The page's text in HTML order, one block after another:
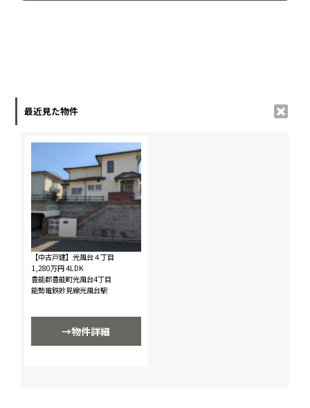
最近見た物件
【中古戸建】光風台４丁目
1,280万円4LDK
豊能郡豊能町光風台4丁目
能勢電鉄妙見線光風台駅
→物件詳細